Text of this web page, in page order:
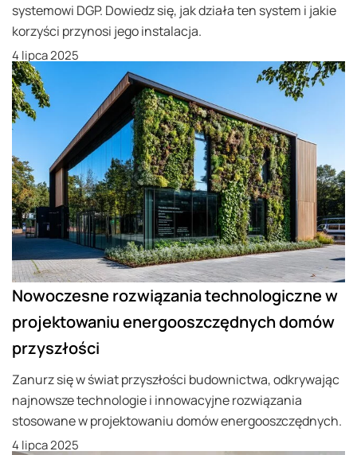
systemowi DGP. Dowiedz się, jak działa ten system i jakie
korzyści przynosi jego instalacja.
4 lipca 2025
Nowoczesne rozwiązania technologiczne w
projektowaniu energooszczędnych domów
przyszłości
Zanurz się w świat przyszłości budownictwa, odkrywając
najnowsze technologie i innowacyjne rozwiązania
stosowane w projektowaniu domów energooszczędnych.
4 lipca 2025